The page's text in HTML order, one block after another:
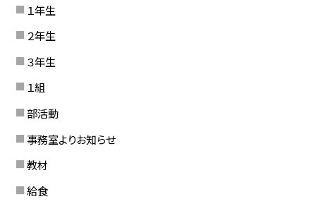
１年生
２年生
３年生
１組
部活動
事務室よりお知らせ
教材
給食